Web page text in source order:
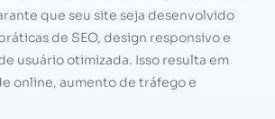
que seu site seja desenvolvido
de SEO, design responsivo e
usuário otimizada. Isso resulta em
online, aumento de tráfego e